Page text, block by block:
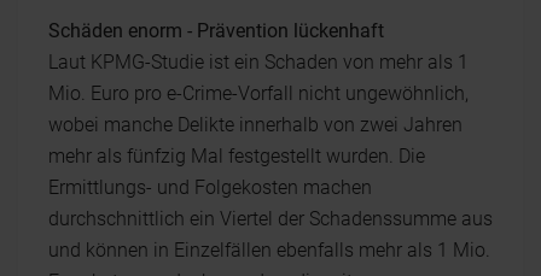
Schäden enorm - Prävention lückenhaft
Laut KPMG-Studie ist ein Schaden von mehr als 1
Mio. Euro pro e-Crime-Vorfall nicht ungewöhnlich,
wobei manche Delikte innerhalb von zwei Jahren
mehr als fünfzig Mal festgestellt wurden. Die
Ermittlungs- und Folgekosten machen
durchschnittlich ein Viertel der Schadenssumme aus
und können in Einzelfällen ebenfalls mehr als 1 Mio.